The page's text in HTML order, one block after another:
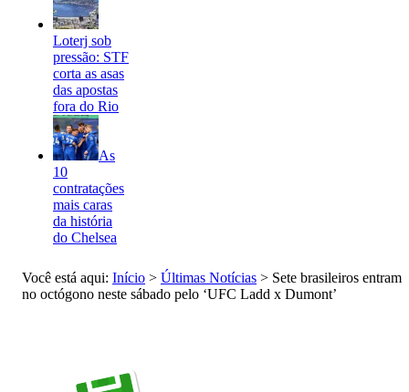
Loterj sob
pressão: STF
corta as asas
das apostas
fora do Rio
As
10
contratações
mais caras
da história
do Chelsea
Você está aqui: Início > Últimas Notícias > Sete brasileiros entram
no octógono neste sábado pelo ‘UFC Ladd x Dumont’